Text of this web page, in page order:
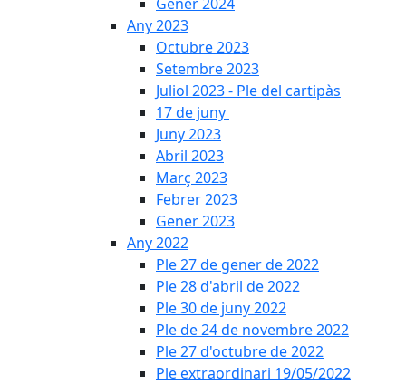
Any 2023
Octubre 2023
Setembre 2023
Juliol 2023 - Ple del cartipàs
17 de juny
Juny 2023
Abril 2023
Març 2023
Febrer 2023
Gener 2023
Any 2022
Ple 27 de gener de 2022
Ple 28 d'abril de 2022
Ple 30 de juny 2022
Ple de 24 de novembre 2022
Ple 27 d'octubre de 2022
Ple extraordinari 19/05/2022